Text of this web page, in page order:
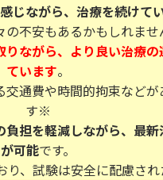
じながら、治療を続けて
不安もあるかもしれませ
ながら、より良い治療
ています。
通費や時間的拘束など
す※
負担を軽減しながら、最
が可能です。
、試験は安全に配慮され